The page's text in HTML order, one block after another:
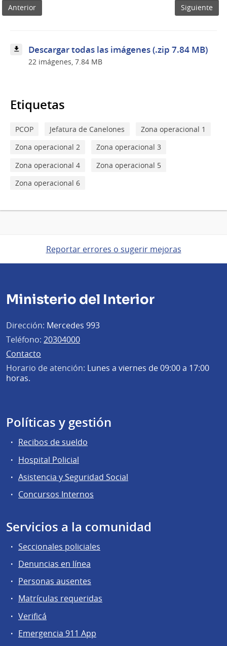
Anterior Siguiente
Descargar todas las imágenes (.zip 7.84 MB)
22 imágenes, 7.84 MB
Etiquetas
PCOP Jefatura de Canelones
Zona operacional 1
Zona operacional 2
Zona operacional 3
Zona operacional 4
Zona operacional 5
Zona operacional 6
Reportar errores o sugerir mejoras
Ministerio del Interior
Dirección: Mercedes 993
Teléfono: 20304000
Contacto
Horario de atención: Lunes a viernes de 09:00 a 17:00
horas.
Políticas y gestión
Recibos de sueldo
Hospital Policial
Asistencia y Seguridad Social
Concursos Internos
Servicios a la comunidad
Seccionales policiales
Denuncias en línea
Personas ausentes
Matrículas requeridas
Verificá
Emergencia 911 App